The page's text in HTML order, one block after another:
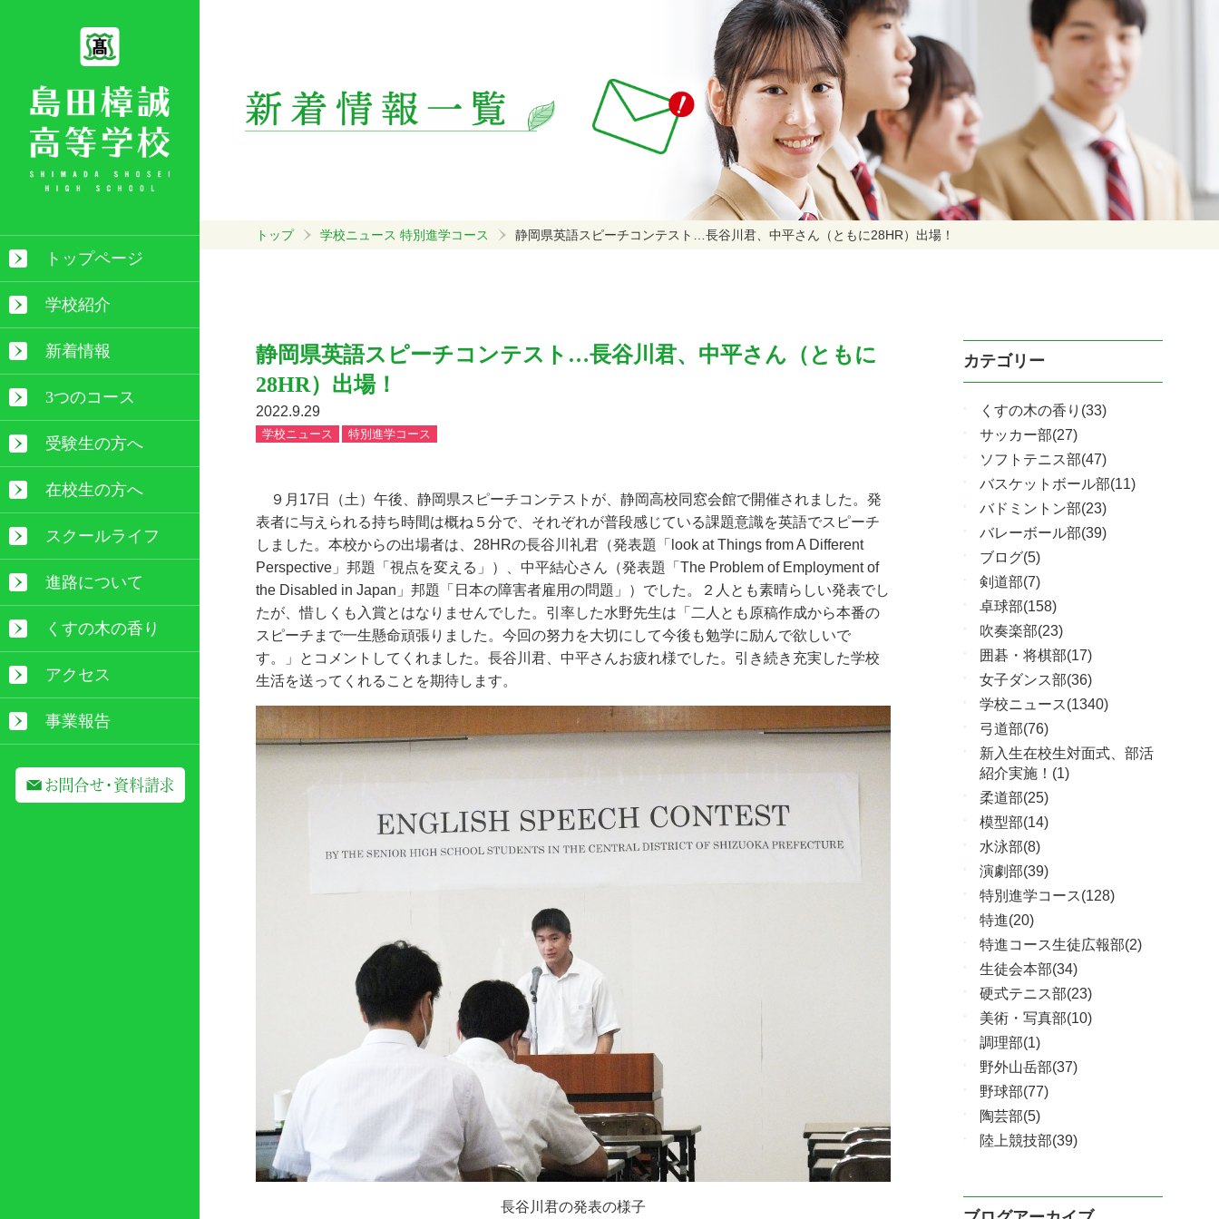
トップページ
学校紹介
新着情報
3つのコース
受験生の方へ
在校生の方へ
スクールライフ
進路について
くすの木の香り
アクセス
事業報告
トップ 学校ニュース 特別進学コース 静岡県英語スピーチコンテスト…長谷川君、中平さん（ともに28HR）出場！
静岡県英語スピーチコンテスト…長谷川君、中平さん（ともに
28HR）出場！
2022.9.29
学校ニュース 特別進学コース
９月 17 日（土）午後、静岡県スピーチコンテストが、静岡高校同窓会館で開催されました。発
表者に与えられる持ち時間は概ね５分で、それぞれが普段感じている課題意識を英語でスピーチ
しました。本校からの出場者は、 28HRの長谷川礼君（発表題「 look at Things from A Different
Perspective 」邦題「視点を変える」）、中平結心さん（発表題「 The Problem of Employment of
the Disabled in Japan 」邦題「日本の障害者雇用の問題」）でした。２人とも素晴らしい発表でし
たが、惜しくも入賞とはなりませんでした。引率した水野先生は「二人とも原稿作成から本番の
スピーチまで一生懸命頑張りました。今回の努力を大切にして今後も勉学に励んで欲しいで
す。」とコメントしてくれました。長谷川君、中平さんお疲れ様でした。引き続き充実した学校
生活を送ってくれることを期待します。
長谷川君の発表の様子
カテゴリー
くすの木の香り(33)
サッカー部(27)
ソフトテニス部(47)
バスケットボール部(11)
バドミントン部(23)
バレーボール部(39)
ブログ(5)
剣道部(7)
卓球部(158)
吹奏楽部(23)
囲碁・将棋部(17)
女子ダンス部(36)
学校ニュース(1340)
弓道部(76)
新入生在校生対面式、部活
紹介実施！(1)
柔道部(25)
模型部(14)
水泳部(8)
演劇部(39)
特別進学コース(128)
特進(20)
特進コース生徒広報部(2)
生徒会本部(34)
硬式テニス部(23)
美術・写真部(10)
調理部(1)
野外山岳部(37)
野球部(77)
陶芸部(5)
陸上競技部(39)